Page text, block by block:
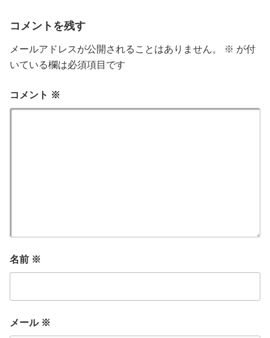
コメントを残す
メールアドレスが公開されることはありません。 ※ が付
いている欄は必須項目です
コメント ※
名前 ※
メール ※